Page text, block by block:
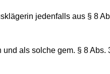
jedenfalls aus § 8
als solche gem. § 8 Abs.